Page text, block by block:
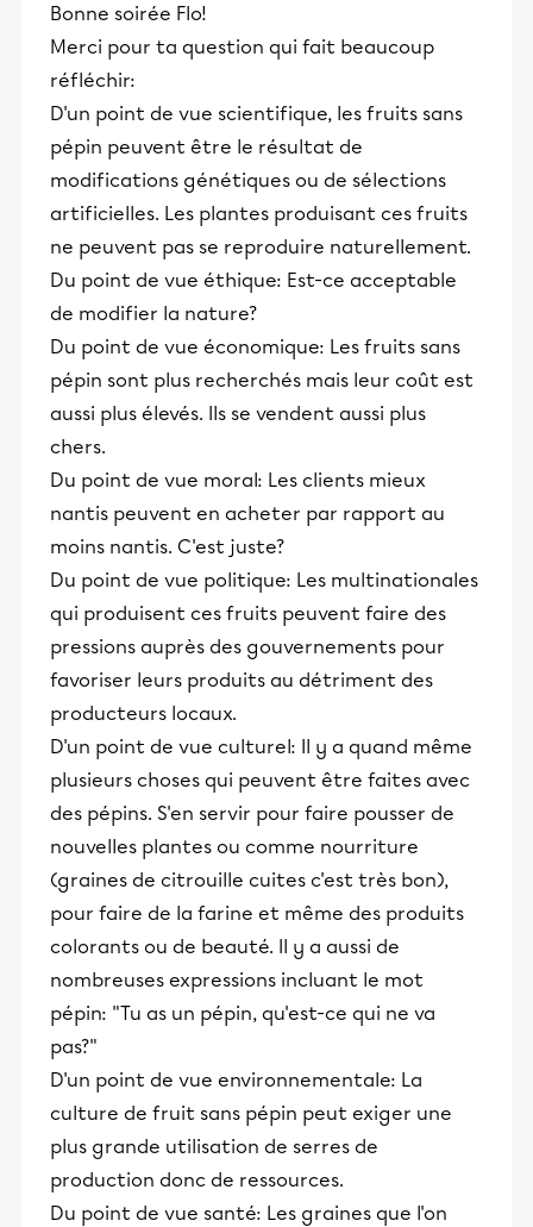
Bonne soirée Flo!
Merci pour ta question qui fait beaucoup
réfléchir:
D'un point de vue scientifique, les fruits sans
pépin peuvent être le résultat de
modifications génétiques ou de sélections
artificielles. Les plantes produisant ces fruits
ne peuvent pas se reproduire naturellement.
Du point de vue éthique: Est-ce acceptable
de modifier la nature?
Du point de vue économique: Les fruits sans
pépin sont plus recherchés mais leur coût est
aussi plus élevés. Ils se vendent aussi plus
chers.
Du point de vue moral: Les clients mieux
nantis peuvent en acheter par rapport au
moins nantis. C'est juste?
Du point de vue politique: Les multinationales
qui produisent ces fruits peuvent faire des
pressions auprès des gouvernements pour
favoriser leurs produits au détriment des
producteurs locaux.
D'un point de vue culturel: Il y a quand même
plusieurs choses qui peuvent être faites avec
des pépins. S'en servir pour faire pousser de
nouvelles plantes ou comme nourriture
(graines de citrouille cuites c'est très bon),
pour faire de la farine et même des produits
colorants ou de beauté. Il y a aussi de
nombreuses expressions incluant le mot
pépin: "Tu as un pépin, qu'est-ce qui ne va
pas?"
D'un point de vue environnementale: La
culture de fruit sans pépin peut exiger une
plus grande utilisation de serres de
production donc de ressources.
Du point de vue santé: Les graines que l'on